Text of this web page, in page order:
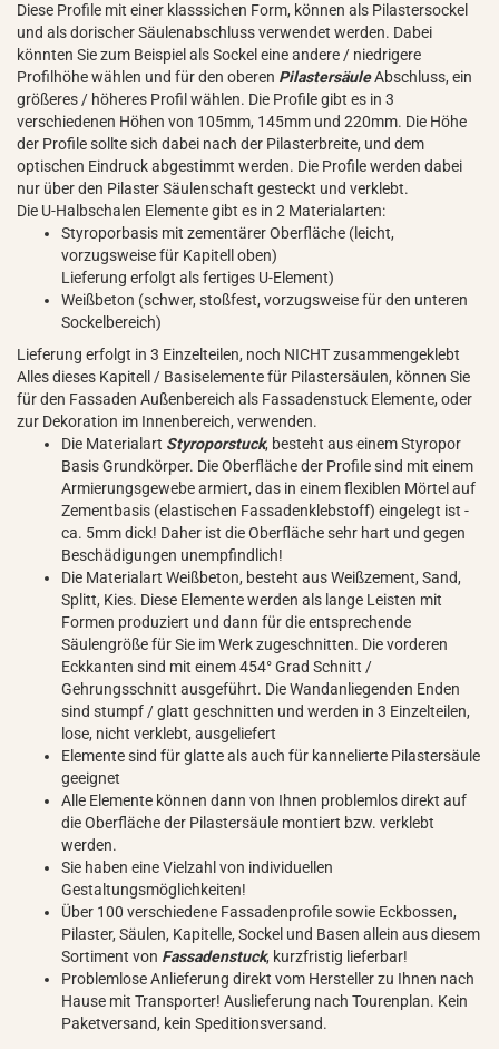
Diese Profile mit einer klasssichen Form, können als Pilastersockel
und als dorischer Säulenabschluss verwendet werden. Dabei
könnten Sie zum Beispiel als Sockel eine andere / niedrigere
Profilhöhe wählen und für den oberen PilastersäuleAbschluss, ein
größeres / höheres Profil wählen. Die Profile gibt es in 3
verschiedenen Höhen von 105mm, 145mm und 220mm. Die Höhe
der Profile sollte sich dabei nach der Pilasterbreite, und dem
optischen Eindruck abgestimmt werden. Die Profile werden dabei
nur über den Pilaster Säulenschaft gesteckt und verklebt.
Die U-Halbschalen Elemente gibt es in 2 Materialarten:
Styroporbasis mit zementärer Oberfläche (leicht,
vorzugsweise für Kapitell oben)
Lieferung erfolgt als fertiges U-Element)
Weißbeton (schwer, stoßfest, vorzugsweise für den unteren
Sockelbereich)
Lieferung erfolgt in 3 Einzelteilen, noch NICHT zusammengeklebt
Alles dieses Kapitell / Basiselemente für Pilastersäulen, können Sie
für den Fassaden Außenbereich als Fassadenstuck Elemente, oder
zur Dekoration im Innenbereich, verwenden.
Die Materialart Styroporstuck, besteht aus einem Styropor
Basis Grundkörper. Die Oberfläche der Profile sind mit einem
Armierungsgewebe armiert, das in einem flexiblen Mörtel auf
Zementbasis (elastischen Fassadenklebstoff) eingelegt ist -
ca. 5mm dick! Daher ist die Oberfläche sehr hart und gegen
Beschädigungen unempfindlich!
Die Materialart Weißbeton, besteht aus Weißzement, Sand,
Splitt, Kies. Diese Elemente werden als lange Leisten mit
Formen produziert und dann für die entsprechende
Säulengröße für Sie im Werk zugeschnitten. Die vorderen
Eckkanten sind mit einem 454° Grad Schnitt /
Gehrungsschnitt ausgeführt. Die Wandanliegenden Enden
sind stumpf / glatt geschnitten und werden in 3 Einzelteilen,
lose, nicht verklebt, ausgeliefert
Elemente sind für glatte als auch für kannelierte Pilastersäule
geeignet
Alle Elemente können dann von Ihnen problemlos direkt auf
die Oberfläche der Pilastersäule montiert bzw. verklebt
werden.
Sie haben eine Vielzahl von individuellen
Gestaltungsmöglichkeiten!
Über 100 verschiedene Fassadenprofile sowie Eckbossen,
Pilaster, Säulen, Kapitelle, Sockel und Basen allein aus diesem
Sortiment von Fassadenstuck, kurzfristig lieferbar!
Problemlose Anlieferung direkt vom Hersteller zu Ihnen nach
Hause mit Transporter! Auslieferung nach Tourenplan. Kein
Paketversand, kein Speditionsversand.